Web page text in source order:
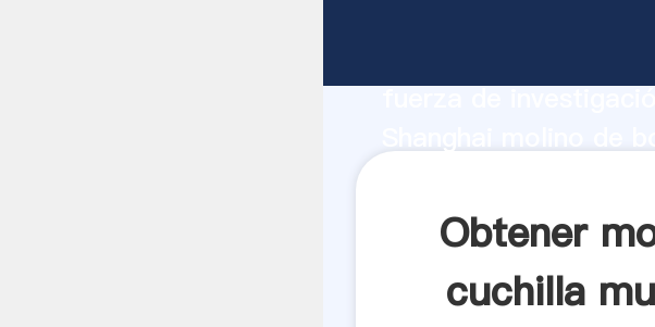
todos los clientes.
Obtener
cuchilla